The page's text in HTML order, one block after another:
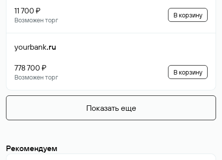
11 700 ₽
Возможен торг
В корзину
yourbank.ru
778 700 ₽
Возможен торг
В корзину
Показать еще
Рекомендуем